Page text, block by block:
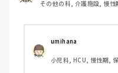
その他の科, 介護施設, 慢
umihana
小児科, HCU, 慢性期,